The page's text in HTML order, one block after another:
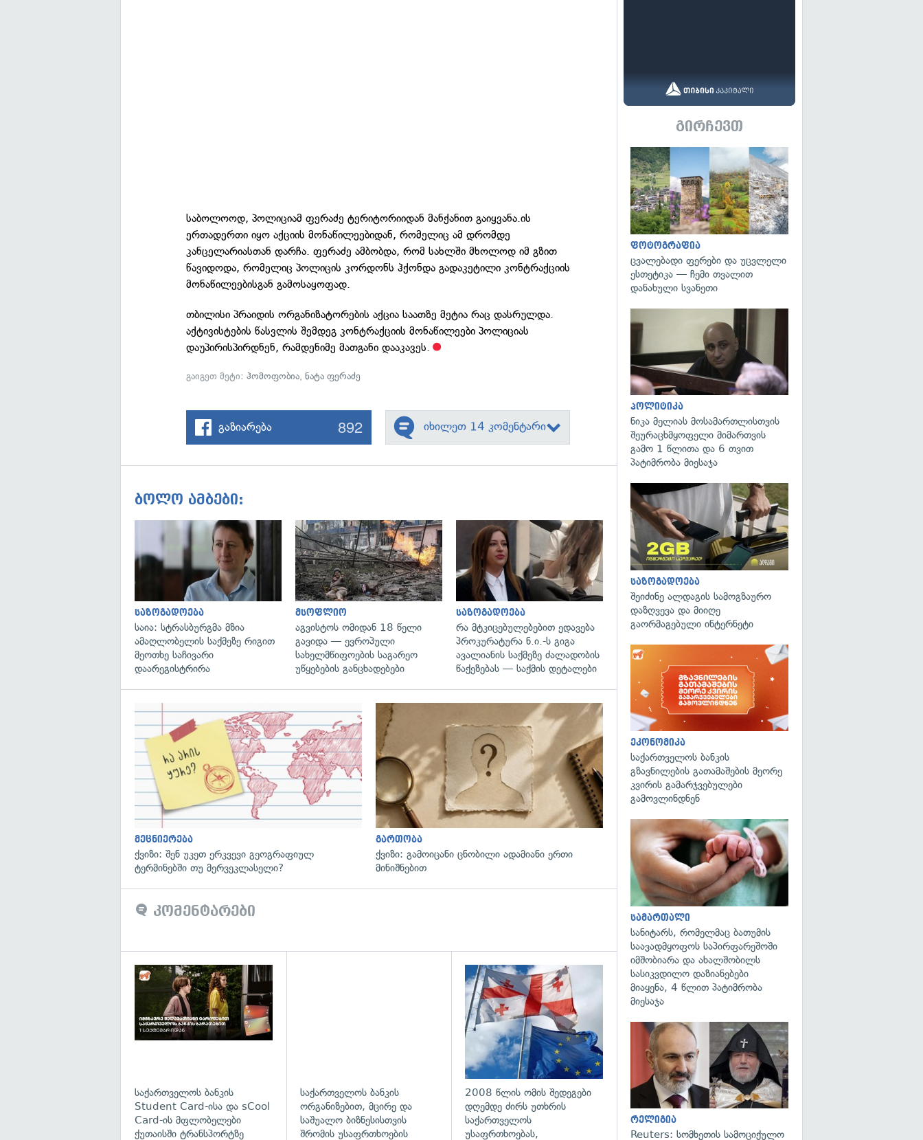
საბოლოოდ, პოლიციამ ფერაძე ტერიტორიიდან მანქანით გაიყვანა.ის
ერთადერთი იყო აქციის მონაწილეებიდან, რომელიც ამ დრომდე
კანცელარიასთან დარჩა. ფერაძე ამბობდა, რომ სახლში მხოლოდ იმ გზით
წავიდოდა, რომელიც პოლიცის კორდონს ჰქონდა გადაკეტილი კონტრაქციის
მონაწილეებისგან გამოსაყოფად.
თბილისი პრაიდის ორგანიზატორების აქცია საათზე მეტია რაც დასრულდა.
აქტივისტების წასვლის შემდეგ კონტრაქციის მონაწილეები პოლიციას
დაუპირისპირდნენ, რამდენიმე მათგანი დააკავეს.
გაიგეთ მეტი:ჰომოფობია,ნატა ფერაძე
გაზიარება 892 იხილეთ 14 კომენტარი
ბოლო ამბები:
გადახედვა
საზოგადოება
საია: სტრასბურგმა მზია
ამაღლობელის საქმეზე რიგით
მეოთხე საჩივარი
დაარეგისტრირა
გადახედვა
მსოფლიო
აგვისტოს ომიდან 18 წელი
გავიდა — ევროპული
სახელმწიფოების საგარეო
უწყებების განცხადებები
გადახედვა
საზოგადოება
რა მტკიცებულებებით ედავება
პროკურატურა ნ.ი.-ს გიგა
ავალიანის საქმეზე ძალადობის
წაქეზებას — საქმის დეტალები
მეცნიერება
ქვიზი: შენ უკეთ ერკვევი გეოგრაფიულ
ტერმინებში თუ მერვეკლასელი?
გართობა
ქვიზი: გამოიცანი ცნობილი ადამიანი ერთი
მინიშნებით
კომენტარები
საქართველოს ბანკის
Student Card-ისა და sCool
Card-ის მფლობელები
ქუთაისში ტრანსპორტზე
საქართველოს ბანკის
ორგანიზებით, მცირე და
საშუალო ბიზნესისთვის
შრომის უსაფრთხოების
გადახედვა
2008 წლის ომის შედეგები
დღემდე ძირს უთხრის
საქართველოს
უსაფრთხოებას,
გირჩევთ
ფოტოგრაფია
ცვალებადი ფერები და უცვლელი
ესთეტიკა — ჩემი თვალით
დანახული სვანეთი
პოლიტიკა
ნიკა მელიას მოსამართლისთვის
შეურაცხმყოფელი მიმართვის
გამო 1 წლითა და 6 თვით
პატიმრობა მიესაჯა
საზოგადოება
შეიძინე ალდაგის სამოგზაურო
დაზღვევა და მიიღე
გაორმაგებული ინტერნეტი
ეკონომიკა
საქართველოს ბანკის
გზავნილების გათამაშების მეორე
კვირის გამარჯვებულები
გამოვლინდნენ
სამართალი
სანიტარს, რომელმაც ბათუმის
საავადმყოფოს საპირფარეშოში
იმშობიარა და ახალშობილს
სასიკვდილო დაზიანებები
მიაყენა, 4 წლით პატიმრობა
მიესაჯა
რელიგია
Reuters: სომხეთის სამოციქულო